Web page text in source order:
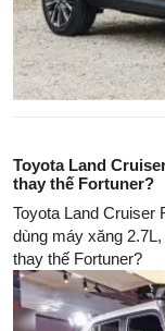
Toyota Land
thay thế Fortuner?
Toyota Land Cruiser
dùng máy xăng
thay thế Fortuner?